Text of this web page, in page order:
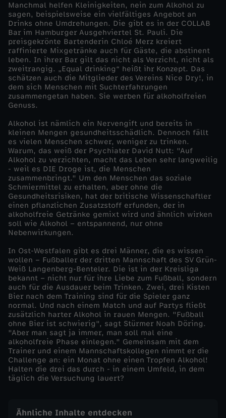
-
P
r
o
t
o
h
n
e
P
r
o
z
e
n
t
Manchmal helfen Kleinigkeiten, nein zum Alkohol zu
sagen, beispielsweise ein vielfältiges Angebot an
Drinks ohne Umdrehungen. Die gibt es in der COLLAB
Bar im Hamburger Ausgehviertel St. Pauli. Die
preisgekrönte Bartenderin Chloé Merz kreiert
raffinierte Mixgetränke auch für Gäste, die abstinent
leben. In ihrer Bar gilt das nicht als Verzicht, nicht als
zweitrangig. „Equal drinking“ heißt ihr Konzept. Das
schätzen auch die Mitglieder des Vereins Nice Dry!, in
dem sich Menschen mit Suchterfahrungen
zusammengetan haben. Sie werben für alkoholfreien
Genuss.
Alkohol ist nämlich ein Nervengift und bereits in
kleinen Mengen gesundheitsschädlich. Dennoch fällt
es vielen Menschen schwer, weniger zu trinken.
Warum, das weiß der Psychiater David Nutt: "Auf
Alkohol zu verzichten, macht das Leben sehr langweilig
- weil es DIE Droge ist, die Menschen
zusammenbringt." Um den Menschen das soziale
Schmiermittel zu erhalten, aber ohne die
Gesundheitsrisiken, hat der britische Wissenschaftler
einen pflanzlichen Zusatzstoff erfunden, der in
alkoholfreie Getränke gemixt wird und ähnlich wirken
soll wie Alkohol – entspannend, nur ohne
Nebenwirkungen.
In Ost-Westfalen gibt es drei Männer, die es wissen
wollen – Fußballer der dritten Mannschaft des SV Grün-
Weiß Langenberg-Benteler. Die ist in der Kreisliga
bekannt – nicht nur für ihre Liebe zum Fußball, sondern
auch für die Ausdauer beim Trinken. Zwei, drei Kisten
Bier nach dem Training sind für die Spieler ganz
normal. Und nach einem Match und auf Partys fließt
zusätzlich harter Alkohol in rauen Mengen. "Fußball
ohne Bier ist schwierig", sagt Stürmer Noah Döring.
"Aber man sagt ja immer, man soll mal eine
alkoholfreie Phase einlegen." Gemeinsam mit dem
Trainer und einem Mannschaftskollegen nimmt er die
Challenge an: ein Monat ohne einen Tropfen Alkohol!
Halten die drei das durch - in einem Umfeld, in dem
täglich die Versuchung lauert?
Ähnliche Inhalte entdecken